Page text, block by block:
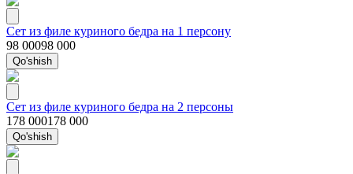
Сет из филе куриного бедра на 1 персону
98 00098 000
Qo'shish
Сет из филе куриного бедра на 2 персоны
178 000178 000
Qo'shish